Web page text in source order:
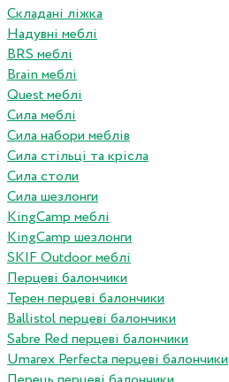
Складані ліжка
Надувні меблі
BRS меблі
Brain меблі
Quest меблі
Сила меблі
Сила набори меблів
Сила стільці та крісла
Сила столи
Сила шезлонги
KingCamp меблі
KingCamp шезлонги
SKIF Outdoor меблі
Перцеві балончики
Терен перцеві балончики
Ballistol перцеві балончики
Sabre Red перцеві балончики
Umarex Perfecta перцеві балончики